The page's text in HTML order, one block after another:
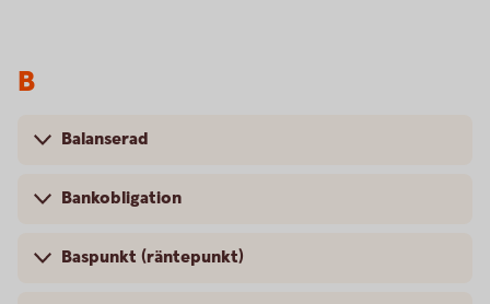
B
Balanserad
Bankobligation
Baspunkt (räntepunkt)